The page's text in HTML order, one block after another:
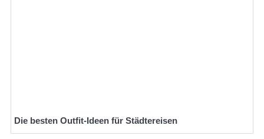
Die besten Outfit-Ideen für Städtereisen